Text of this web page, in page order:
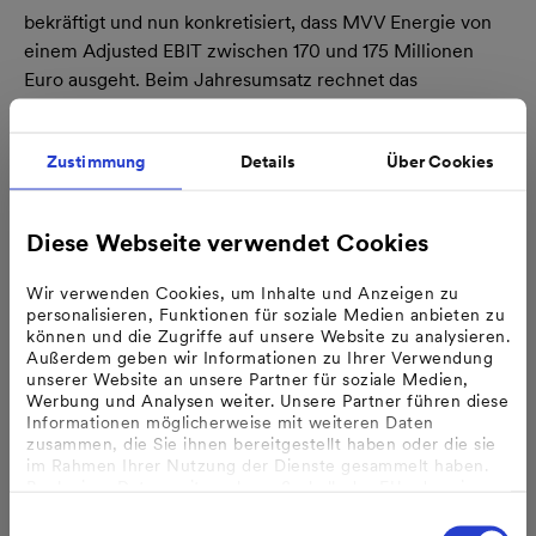
Zustimmung Details Über Cookies
Diese Webseite verwendet Cookies
Wir verwenden Cookies, um Inhalte und Anzeigen zu
personalisieren, Funktionen für soziale Medien anbieten zu
können und die Zugriffe auf unsere Website zu analysieren.
Außerdem geben wir Informationen zu Ihrer Verwendung
unserer Website an unsere Partner für soziale Medien,
Werbung und Analysen weiter. Unsere Partner führen diese
Informationen möglicherweise mit weiteren Daten
zusammen, die Sie ihnen bereitgestellt haben oder die sie
im Rahmen Ihrer Nutzung der Dienste gesammelt haben.
erfolgt, wenn Sie uns dazu Ihre Einwilligung erteilt haben
bekräftigt und nun konkretisiert, dass MVV Energie von
einem Adjusted EBIT zwischen 170 und 175 Millionen
Euro ausgeht. Beim Jahresumsatz rechnet das
Kennzahlen des MVV Energie Konzerns
vom 1. Oktober 2013 bis zum 30. Juni 2014
in Mio Euro
1.10.2013
bis
30.06.2014
1.10.2012
bis 30.06.2013
% Vorjahr
Umsatz und Ergebnis
Umsatz ohne
2 959 3 166